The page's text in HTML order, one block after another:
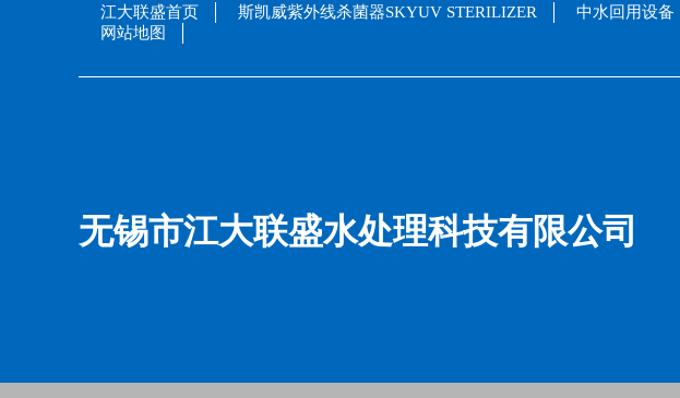
江大联盛首页 斯凯威紫外线杀菌器SKYUV STERILIZER 中水回用设备
网站地图
无锡市江大联盛水处理科技有限公司